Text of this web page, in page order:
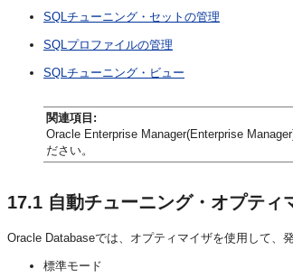
SQLチューニング・セットの管理
SQLプロファイルの管理
SQLチューニング・ビュー
関連項目:
Oracle Enterprise Manager(Enterprise
ださい。
17.1 自動チューニング・オプティ
Oracle Databaseでは、オプティマイザを使用して、
標準モード